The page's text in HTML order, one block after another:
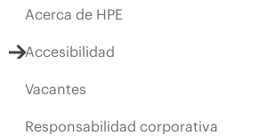
Acerca de HPE
Accesibilidad
Vacantes
Responsabilidad corporativa